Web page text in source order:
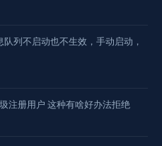
列不启动也不生效，手动启动，
注册用户 这种有啥好办法拒绝